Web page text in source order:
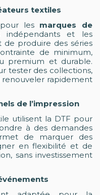
textiles
les marques de
indépendants et les
produire des séries
de minimum,
premium et durable.
tester des collections,
rapidement
de l’impression
utilisent la DTF pour
à des demandes
de marquer des
en flexibilité et de
sans investissement